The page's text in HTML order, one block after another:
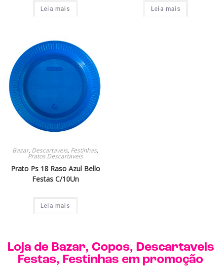
Leia mais Leia mais
Bazar, Descartaveis, Festinhas,
Pratos Descartaveis
Prato Ps 18 Raso Azul Bello
Festas C/10Un
Leia mais
Loja de Bazar, Copos, Descartaveis
Festas, Festinhas em promoção